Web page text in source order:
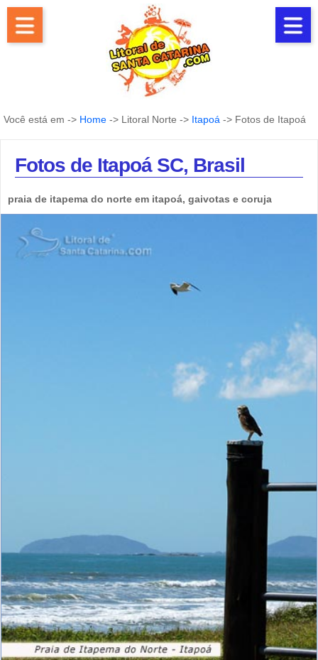
Você está em -> Home -> Litoral Norte -> Itapoá -> Fotos de Itapoá
Fotos de Itapoá SC, Brasil
praia de itapema do norte em itapoá, gaivotas e coruja